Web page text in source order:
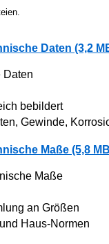
Daten (3,2
Daten
bebildert
Gewinde,
Maße (5,8
Maße
an Größen
Haus-Normen